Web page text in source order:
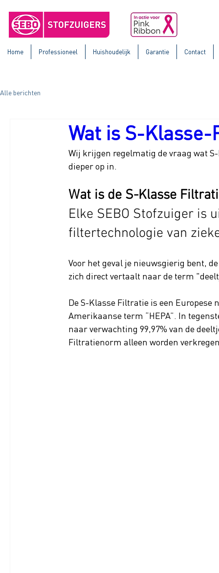
Home Professioneel Huishoudelijk Garantie Contact
Alle berichten
Wat is S-
Wij krijgen regelmatig de vraag wat
dieper op in.
Wat is de S-Klasse
Elke SEBO Stofzuiger is
filtertechnologie van
Voor het geval je nieuwsgierig bent,
zich direct vertaalt naar de term
De S-Klasse Filtratie is een
Amerikaanse term “HEPA”. In
naar verwachting 99,97% van de
Filtratienorm alleen worden